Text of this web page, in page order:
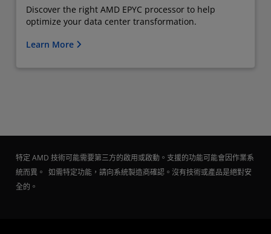
Discover the right AMD EPYC processor to help
optimize your data center transformation.
Learn More
特定 AMD 技術可能需要第三方的啟用或啟動。支援的功能可能會因作業系
統而異。 如需特定功能，請向系統製造商確認。沒有技術或產品是絕對安
全的。